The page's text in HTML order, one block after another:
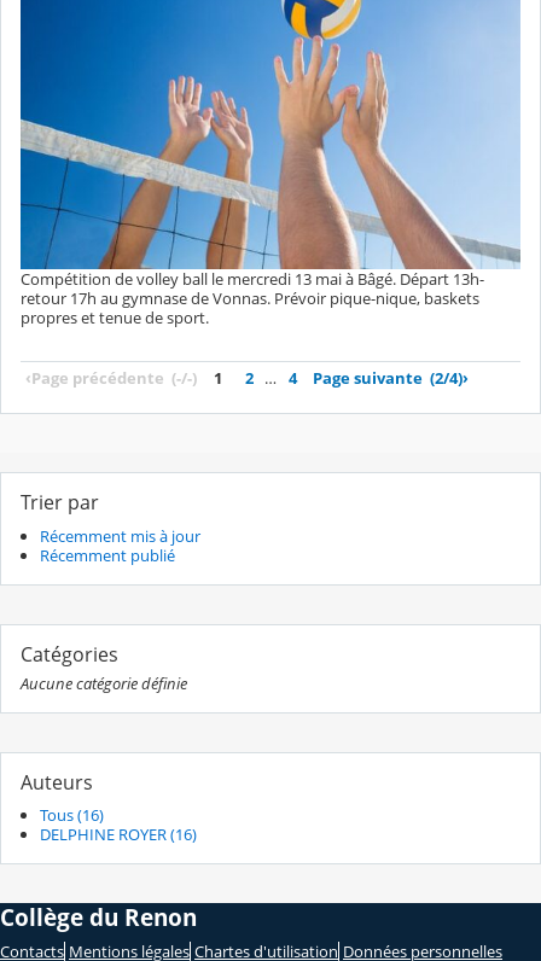
Compétition de volley ball le mercredi 13 mai à Bâgé. Départ 13h-
retour 17h au gymnase de Vonnas. Prévoir pique-nique, baskets
propres et tenue de sport.
‹Page précédente (-/-) 1 2 … 4 Page suivante (2/4)›
Trier par
Récemment mis à jour
Récemment publié
Catégories
Aucune catégorie définie
Auteurs
Tous (16)
DELPHINE ROYER (16)
Collège du Renon
Contacts Mentions légales Chartes d'utilisation Données personnelles